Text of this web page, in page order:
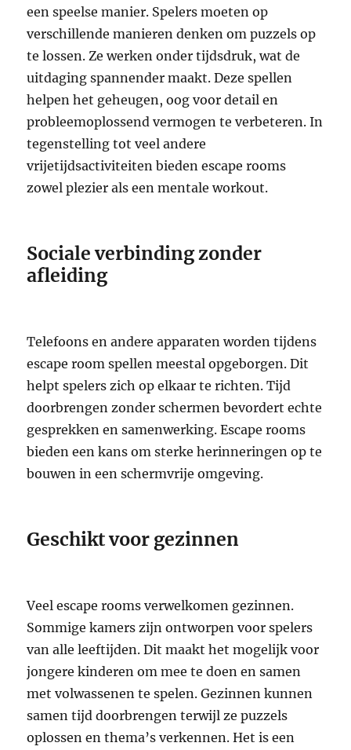
een speelse manier. Spelers moeten op
verschillende manieren denken om puzzels op
te lossen. Ze werken onder tijdsdruk, wat de
uitdaging spannender maakt. Deze spellen
helpen het geheugen, oog voor detail en
probleemoplossend vermogen te verbeteren. In
tegenstelling tot veel andere
vrijetijdsactiviteiten bieden escape rooms
zowel plezier als een mentale workout.
Sociale verbinding zonder
afleiding
Telefoons en andere apparaten worden tijdens
escape room spellen meestal opgeborgen. Dit
helpt spelers zich op elkaar te richten. Tijd
doorbrengen zonder schermen bevordert echte
gesprekken en samenwerking. Escape rooms
bieden een kans om sterke herinneringen op te
bouwen in een schermvrije omgeving.
Geschikt voor gezinnen
Veel escape rooms verwelkomen gezinnen.
Sommige kamers zijn ontworpen voor spelers
van alle leeftijden. Dit maakt het mogelijk voor
jongere kinderen om mee te doen en samen
met volwassenen te spelen. Gezinnen kunnen
samen tijd doorbrengen terwijl ze puzzels
oplossen en thema’s verkennen. Het is een